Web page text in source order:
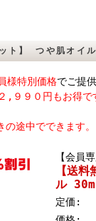
ット】 つや肌オ
様特別価格でご提
２,９９０円もお得で
途中でできます。
【会員専
【送
ル
定価: